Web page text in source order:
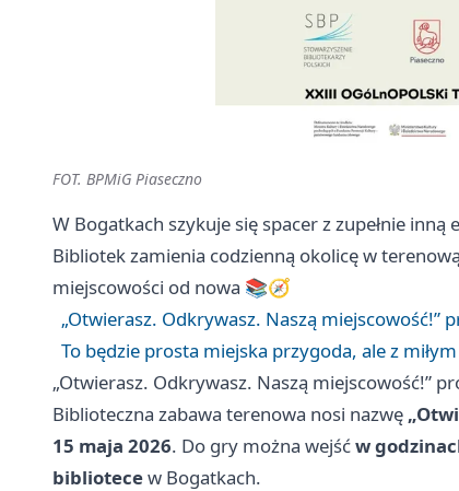
FOT. BPMiG Piaseczno
W Bogatkach szykuje się spacer z zupełnie
Bibliotek zamienia codzienną okolicę w
miejscowości od nowa 📚🧭
„Otwierasz. Odkrywasz. Naszą
To będzie prosta miejska przygoda, ale z
„Otwierasz. Odkrywasz. Naszą miejscowość!”
Biblioteczna zabawa terenowa nosi nazwę
15 maja 2026. Do gry można wejśćw
bibliotecew Bogatkach.